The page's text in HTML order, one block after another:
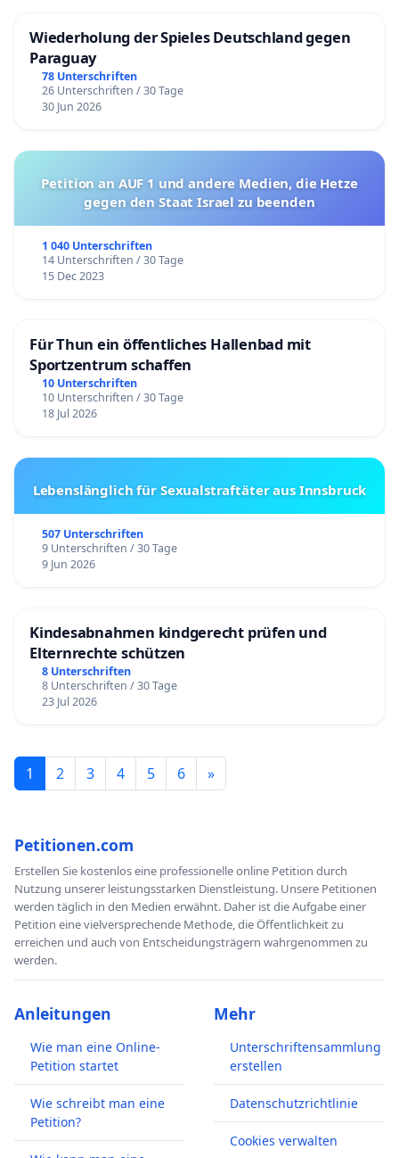
Wiederholung der Spieles Deutschland gegen
Paraguay
78 Unterschriften
26 Unterschriften / 30 Tage
30 Jun 2026
Petition an AUF 1 und andere Medien, die Hetze
gegen den Staat Israel zu beenden
1 040 Unterschriften
14 Unterschriften / 30 Tage
15 Dec 2023
Für Thun ein öffentliches Hallenbad mit
Sportzentrum schaffen
10 Unterschriften
10 Unterschriften / 30 Tage
18 Jul 2026
Lebenslänglich für Sexualstraftäter aus Innsbruck
507 Unterschriften
9 Unterschriften / 30 Tage
9 Jun 2026
Kindesabnahmen kindgerecht prüfen und
Elternrechte schützen
8 Unterschriften
8 Unterschriften / 30 Tage
23 Jul 2026
1 2 3 4 5 6 »
Petitionen.com
Erstellen Sie kostenlos eine professionelle online Petition durch
Nutzung unserer leistungsstarken Dienstleistung. Unsere Petitionen
werden täglich in den Medien erwähnt. Daher ist die Aufgabe einer
Petition eine vielversprechende Methode, die Öffentlichkeit zu
erreichen und auch von Entscheidungsträgern wahrgenommen zu
werden.
Anleitungen
Wie man eine Online-
Petition startet
Wie schreibt man eine
Petition?
Mehr
Unterschriftensammlung
erstellen
Datenschutzrichtlinie
Cookies verwalten